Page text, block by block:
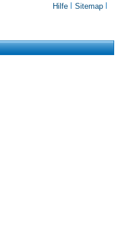
Hilfe Sitemap